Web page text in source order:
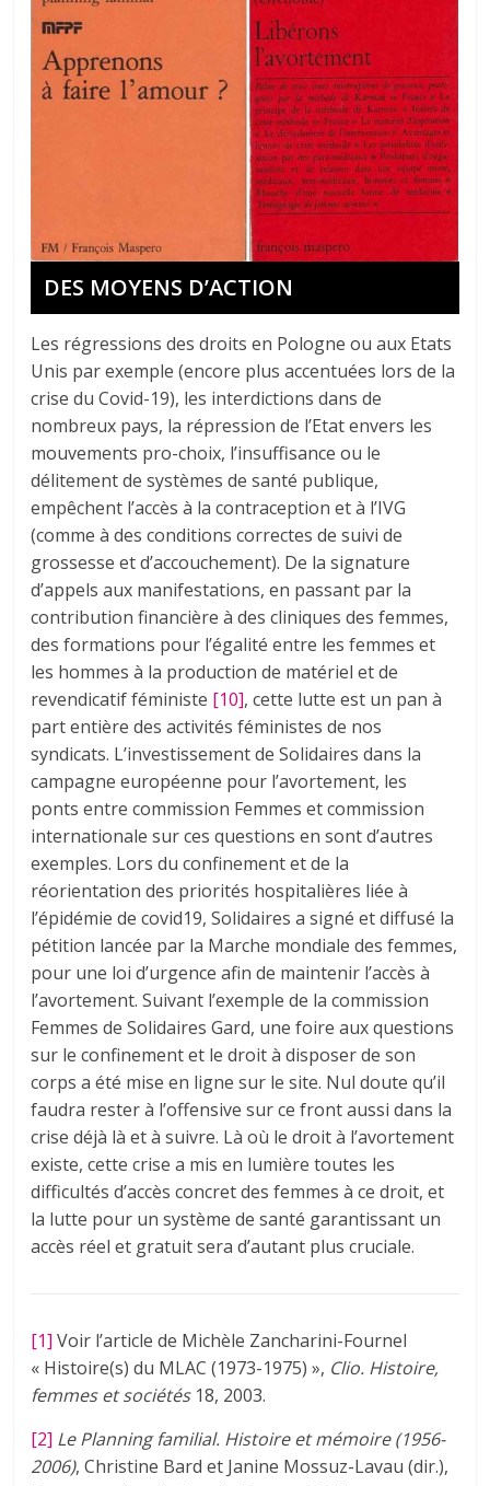
DES MOYENS D’ACTION
Les régressions des droits en Pologne ou aux Etats
Unis par exemple (encore plus accentuées lors de la
crise du Covid-19), les interdictions dans de
nombreux pays, la répression de l’Etat envers les
mouvements pro-choix, l’insuffisance ou le
délitement de systèmes de santé publique,
empêchent l’accès à la contraception et à l’IVG
(comme à des conditions correctes de suivi de
grossesse et d’accouchement). De la signature
d’appels aux manifestations, en passant par la
contribution financière à des cliniques des femmes,
des formations pour l’égalité entre les femmes et
les hommes à la production de matériel et de
revendicatif féministe [10], cette lutte est un pan à
part entière des activités féministes de nos
syndicats. L’investissement de Solidaires dans la
campagne européenne pour l’avortement, les
ponts entre commission Femmes et commission
internationale sur ces questions en sont d’autres
exemples. Lors du confinement et de la
réorientation des priorités hospitalières liée à
l’épidémie de covid19, Solidaires a signé et diffusé la
pétition lancée par la Marche mondiale des femmes,
pour une loi d’urgence afin de maintenir l’accès à
l’avortement. Suivant l’exemple de la commission
Femmes de Solidaires Gard, une foire aux questions
sur le confinement et le droit à disposer de son
corps a été mise en ligne sur le site. Nul doute qu’il
faudra rester à l’offensive sur ce front aussi dans la
crise déjà là et à suivre. Là où le droit à l’avortement
existe, cette crise a mis en lumière toutes les
difficultés d’accès concret des femmes à ce droit, et
la lutte pour un système de santé garantissant un
accès réel et gratuit sera d’autant plus cruciale.
[1] Voir l’article de Michèle Zancharini-Fournel
« Histoire(s) du MLAC (1973-1975) », Clio. Histoire‚
femmes et sociétés 18, 2003.
[2] Le Planning familial. Histoire et mémoire (1956-
2006), Christine Bard et Janine Mossuz-Lavau (dir.),